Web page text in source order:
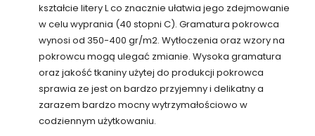
kształcie litery L co znacznie ułatwia jego zdejmowanie
w celu wyprania (40 stopni C). Gramatura pokrowca
wynosi od 350-400 gr/m2. Wytłoczenia oraz wzory na
pokrowcu mogą ulegać zmianie. Wysoka gramatura
oraz jakość tkaniny użytej do produkcji pokrowca
sprawia ze jest on bardzo przyjemny i delikatny a
zarazem bardzo mocny wytrzymałościowo w
codziennym użytkowaniu.